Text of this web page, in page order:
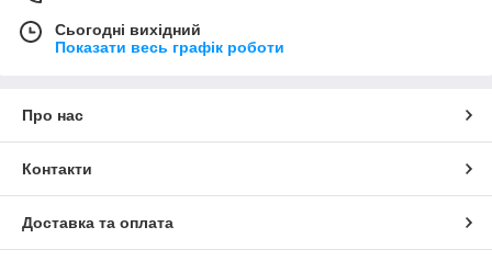
Сьогодні вихідний
Показати весь графік роботи
Про нас
Контакти
Доставка та оплата